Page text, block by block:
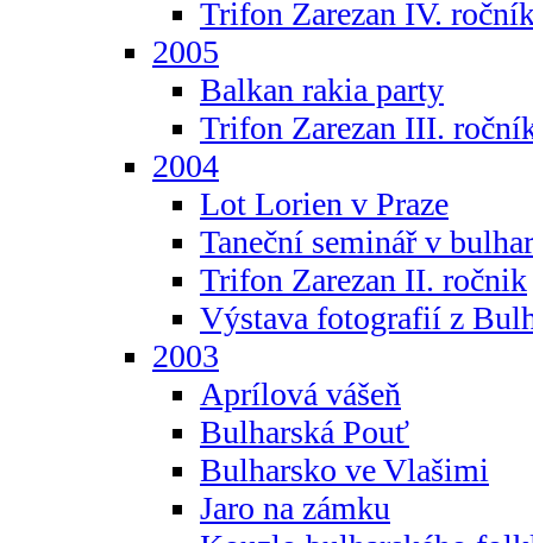
Trifon Zarezan IV.
2005
Balkan rakia party
Trifon Zarezan III.
2004
Lot Lorien v Praze
Taneční seminář v
Trifon Zarezan II. ročnik
Výstava fotografií z
2003
Aprílová vášeň
Bulharská Pouť
Bulharsko ve Vlašimi
Jaro na zámku